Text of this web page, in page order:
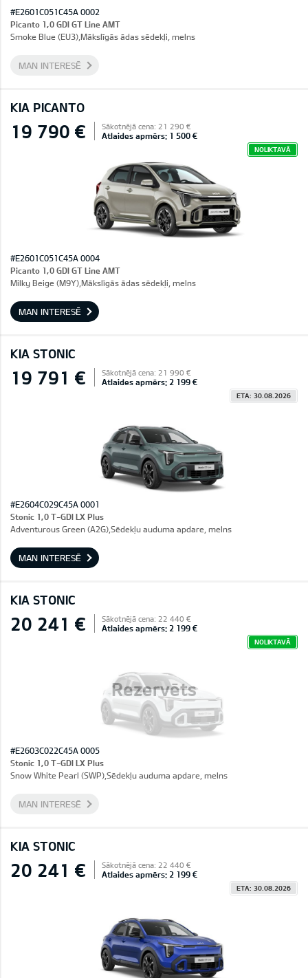
#E2601C051C45A 0002
Picanto 1,0 GDI GT Line AMT
Smoke Blue (EU3),Mākslīgās ādas sēdekļi, melns
MAN INTERESĒ
KIA PICANTO
19 790 € Sākotnējā cena: 21 290 €
Atlaides apmērs: 1 500 €
NOLIKTAVĀ
#E2601C051C45A 0004
Picanto 1,0 GDI GT Line AMT
Milky Beige (M9Y),Mākslīgās ādas sēdekļi, melns
MAN INTERESĒ
KIA STONIC
19 791 € Sākotnējā cena: 21 990 €
Atlaides apmērs: 2 199 €
ETA: 30.08.2026
#E2604C029C45A 0001
Stonic 1,0 T-GDI LX Plus
Adventurous Green (A2G),Sēdekļu auduma apdare, melns
MAN INTERESĒ
KIA STONIC
Rezervēts
20 241 € Sākotnējā cena: 22 440 €
Atlaides apmērs: 2 199 €
NOLIKTAVĀ
#E2603C022C45A 0005
Stonic 1,0 T-GDI LX Plus
Snow White Pearl (SWP),Sēdekļu auduma apdare, melns
MAN INTERESĒ
KIA STONIC
20 241 € Sākotnējā cena: 22 440 €
Atlaides apmērs: 2 199 €
ETA: 30.08.2026